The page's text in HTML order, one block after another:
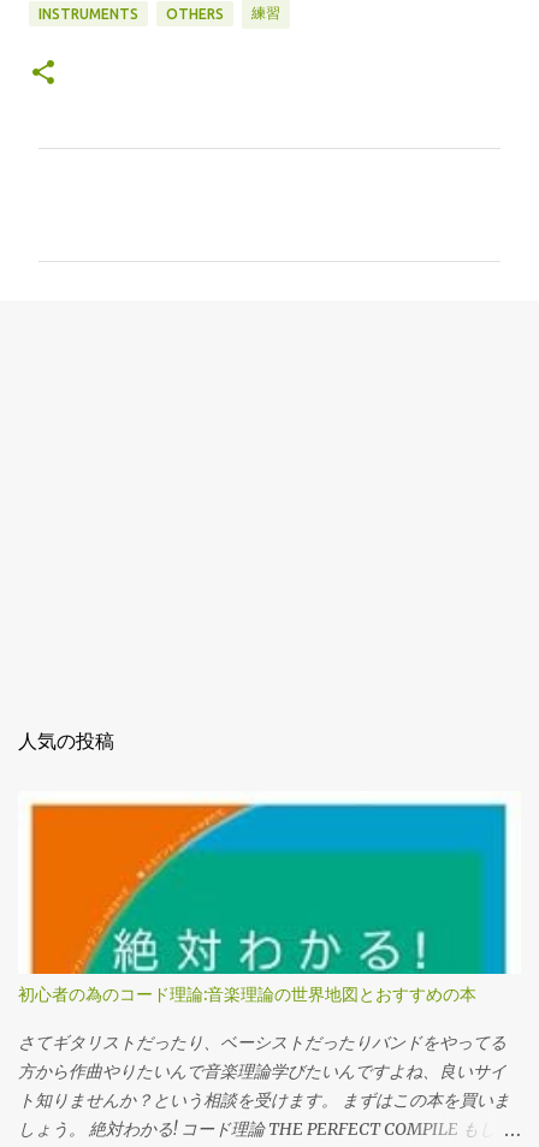
INSTRUMENTS OTHERS 練習
人気の投稿
初心者の為のコード理論:音楽理論の世界地図とおすすめの本
さてギタリストだったり、ベーシストだったりバンドをやってる
方から作曲やりたいんで音楽理論学びたいんですよね、良いサイ
ト知りませんか？という相談を受けます。 まずはこの本を買いま
しょう。 絶対わかる! コード理論 THE PERFECT COMPILE もしく